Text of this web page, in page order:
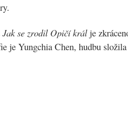
Jak se zrodil Opičí králje
je Yungchia Chen, hudbu